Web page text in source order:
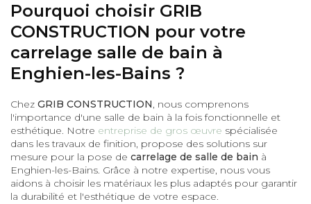
Pourquoi choisir GRIB
CONSTRUCTION pour votre
carrelage salle de bain à
Enghien-les-Bains ?
Chez GRIB CONSTRUCTION, nous comprenons
l'importance d'une salle de bain à la fois fonctionnelle et
esthétique. Notre entreprise de gros œuvre spécialisée
dans les travaux de finition, propose des solutions sur
mesure pour la pose de carrelage de salle de bain à
Enghien-les-Bains. Grâce à notre expertise, nous vous
aidons à choisir les matériaux les plus adaptés pour garantir
la durabilité et l'esthétique de votre espace.